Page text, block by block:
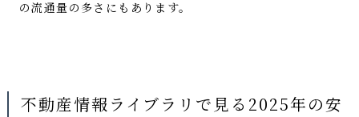
の流通量の多さにもあります。
不動産情報ライブラリで見る2025年の安